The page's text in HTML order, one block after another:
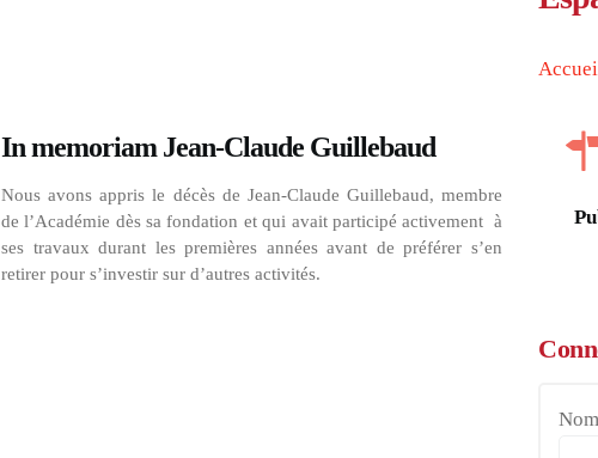
In memoriam Jean-Claude Guillebaud
Nous avons appris le décès de Jean-Claude Guillebaud, membre
de l’Académie dès sa fondation et qui avait participé activement à
ses travaux durant les premières années avant de préférer s’en
retirer pour s’investir sur d’autres activités.